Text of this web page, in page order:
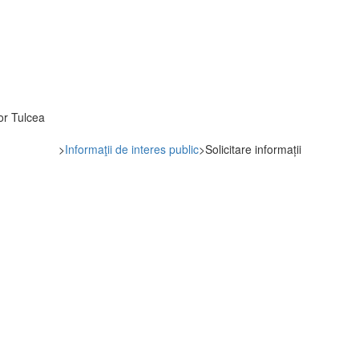
Tulcea
>Informaţii de interes public>Solicitare informații